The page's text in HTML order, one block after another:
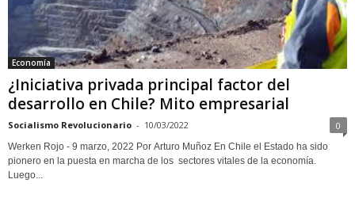
Economía
¿Iniciativa privada principal factor del
desarrollo en Chile? Mito empresarial
Socialismo Revolucionario - 10/03/2022 0
Werken Rojo - 9 marzo, 2022 Por Arturo Muñoz En Chile el Estado ha sido
pionero en la puesta en marcha de los sectores vitales de la economía.
Luego...